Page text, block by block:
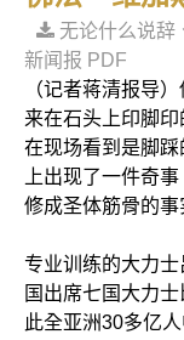
无论什么说
新闻报 PDF
（记者蒋清报导
来在石头上印脚
在现场看到是脚
上出现了一件奇
修成圣体筋骨的事
专业训练的大力
国出席七国大力
此全亚洲30多亿